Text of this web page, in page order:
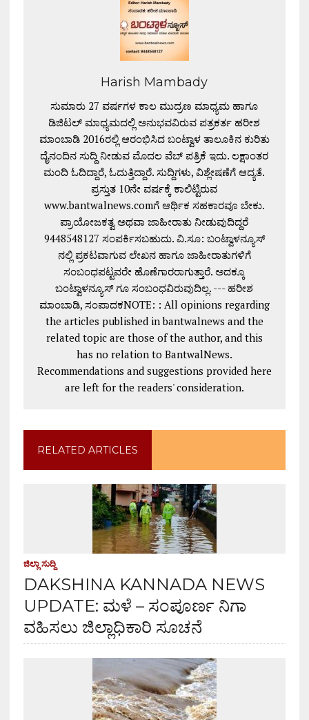
Harish Mambady
ಸುಮಾರು 27 ವರ್ಷಗಳ ಕಾಲ ಮುದ್ರಣ ಮಾಧ್ಯಮ ಹಾಗೂ
ಡಿಜಿಟಲ್ ಮಾಧ್ಯಮದಲ್ಲಿ ಅನುಭವವಿರುವ ಪತ್ರಕರ್ತ ಹರೀಶ
ಮಾಂಬಾಡಿ 2016ರಲ್ಲಿ ಆರಂಭಿಸಿದ ಬಂಟ್ವಾಳ ತಾಲೂಕಿನ ಕುರಿತು
ದೈನಂದಿನ ಸುದ್ದಿ ನೀಡುವ ಮೊದಲ ವೆಬ್ ಪತ್ರಿಕೆ ಇದು. ಲಕ್ಷಾಂತರ
ಮಂದಿ ಓದಿದ್ದಾರೆ, ಓದುತ್ತಿದ್ದಾರೆ. ಸುದ್ದಿಗಳು, ವಿಶ್ಲೇಷಣೆಗೆ ಆದ್ಯತೆ.
ಪ್ರಸ್ತುತ 10ನೇ ವರ್ಷಕ್ಕೆ ಕಾಲಿಟ್ಟಿರುವ
www.bantwalnews.comಗೆ ಆರ್ಥಿಕ ಸಹಕಾರವೂ ಬೇಕು.
ಪ್ರಾಯೋಜಕತ್ವ ಅಥವಾ ಜಾಹೀರಾತು ನೀಡುವುದಿದ್ದರೆ
9448548127 ಸಂಪರ್ಕಿಸಬಹುದು. ವಿ.ಸೂ: ಬಂಟ್ವಾಳನ್ಯೂಸ್
ನಲ್ಲಿ ಪ್ರಕಟವಾಗುವ ಲೇಖನ ಹಾಗೂ ಜಾಹೀರಾತುಗಳಿಗೆ
ಸಂಬಂಧಪಟ್ಟವರೇ ಹೊಣೆಗಾರರಾಗುತ್ತಾರೆ. ಅದಕ್ಕೂ
ಬಂಟ್ವಾಳನ್ಯೂಸ್ ಗೂ ಸಂಬಂಧವಿರುವುದಿಲ್ಲ. --- ಹರೀಶ
ಮಾಂಬಾಡಿ, ಸಂಪಾದಕNOTE: : All opinions regarding
the articles published in bantwalnews and the
related topic are those of the author, and this
has no relation to BantwalNews.
Recommendations and suggestions provided here
are left for the readers' consideration.
RELATED ARTICLES
ಜಿಲ್ಲಾ ಸುದ್ದಿ
DAKSHINA KANNADA NEWS
UPDATE: ಮಳೆ – ಸಂಪೂರ್ಣ ನಿಗಾ
ವಹಿಸಲು ಜಿಲ್ಲಾಧಿಕಾರಿ ಸೂಚನೆ